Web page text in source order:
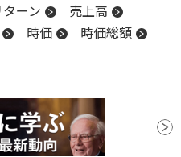
ターン
売上高
時価
時価総額